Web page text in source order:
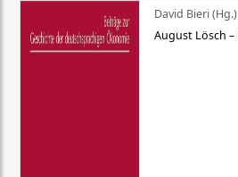
David Bieri (Hg.)
August Lösch